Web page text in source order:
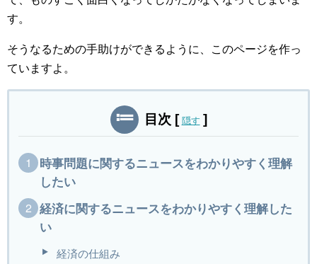
す。
そうなるための手助けができるように、このページを作っ
ていますよ。
目次 [ 隠す ]
時事問題に関するニュースをわかりやすく理解
したい
経済に関するニュースをわかりやすく理解した
い
経済の仕組み